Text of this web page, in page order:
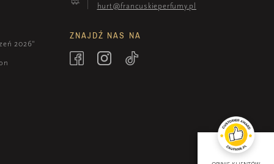
2026"
hurt@francuskieperfumy.pl
ZNAJDŹ NAS NA